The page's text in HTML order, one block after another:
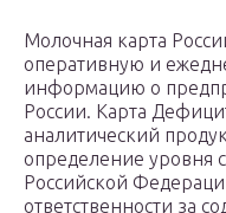
Молочная карта
оперативную и
информацию о
России. Карта
аналитический
определение уровня
Российской
ответственности за